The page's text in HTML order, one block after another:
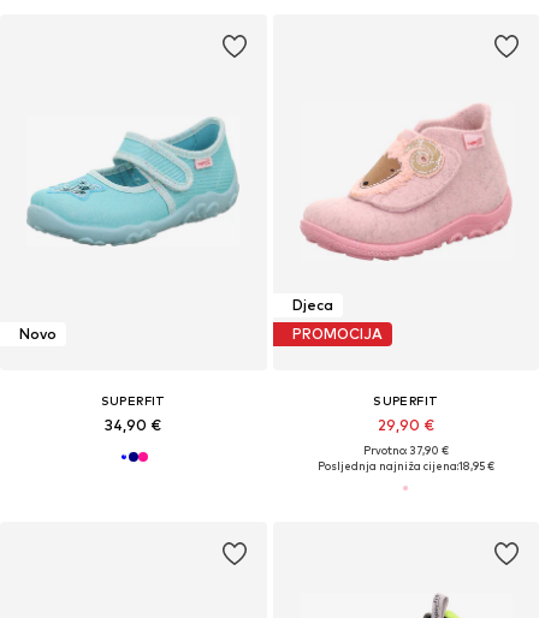
Novo
SUPERFIT
34,90 €
Djeca
PROMOCIJA
SUPERFIT
29,90 €
Prvotno: 37,90 €
Posljednja najniža cijena:18,95 €